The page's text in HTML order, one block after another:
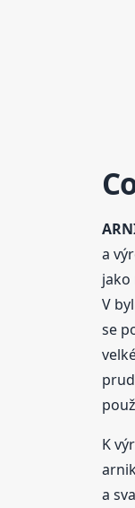
a
jako
V
se
K
a